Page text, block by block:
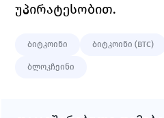
უპირატესობით.
ბიტკოინი ბიტკოინი (BTC)
ბლოკჩეინი